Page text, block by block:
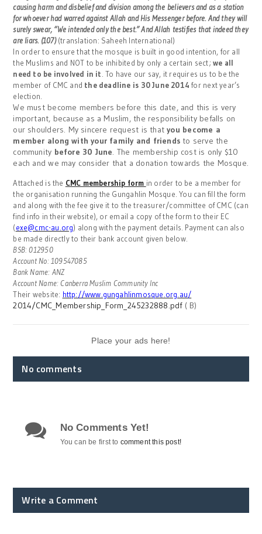
causing harm and disbelief and division among the believers and as a station
for whoever had warred against Allah and His Messenger before. And they will
surely swear, “We intended only the best.” And Allah testifies that indeed they
are liars. (107)(translation: Saheeh International)
In order to ensure that the mosque is built in good intention, for all
the Muslims and NOT to be inhibited by only a certain sect;we all
need to be involved in it . To have our say, it requires us to be the
member of CMC and the deadline is 30 June 2014for next year’s
election.
We must become members before this date, and this is very
important, because as a Muslim, the responsibility befalls on
our shoulders. My sincere request is that you become a
member along with your family and friends to serve the
community before 30 June. The membership cost is only $10
each and we may consider that a donation towards the Mosque.
Attached is the CMC membership form in order to be a member for
the organisation running the Gungahlin Mosque. You can fill the form
and along with the fee give it to the treasurer/committee of CMC (can
find info in their website), or email a copy of the form to their EC
(exe@cmc-au.org) along with the payment details. Payment can also
be made directly to their bank account given below.
BSB: 012950
Account No: 109547085
Bank Name: ANZ
Account Name: Canberra Muslim Community Inc
Their website: http://www.gungahlinmosque.org.au/
2014/CMC_Membership_Form_245232888.pdf ( B)
Place your ads here!
No comments
No Comments Yet!
You can be first to comment this post!
Write a Comment